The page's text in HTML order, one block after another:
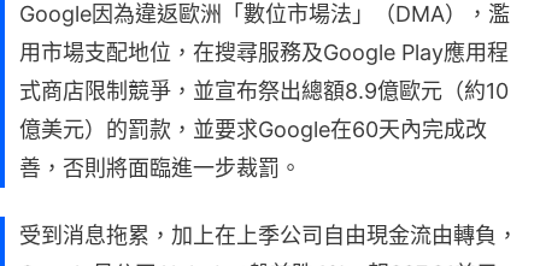
Google因為違返歐洲「數位市場法」（DMA），濫
用市場支配地位，在搜尋服務及Google Play應用程
式商店限制競爭，並宣布祭出總額8.9億歐元（約10
億美元）的罰款，並要求Google在60天內完成改
善，否則將面臨進一步裁罰。
受到消息拖累，加上在上季公司自由現金流由轉負，